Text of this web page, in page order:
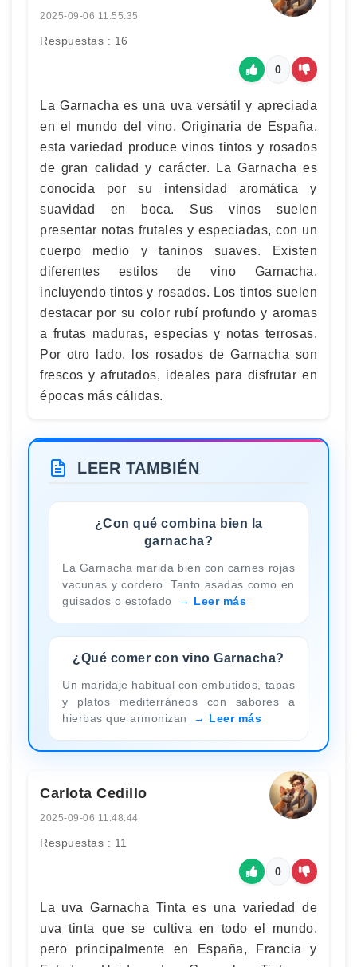
2025-09-06 11:55:35
Respuestas : 16
0
La Garnacha es una uva versátil y apreciada
en el mundo del vino. Originaria de España,
esta variedad produce vinos tintos y rosados
de gran calidad y carácter. La Garnacha es
conocida por su intensidad aromática y
suavidad en boca. Sus vinos suelen
presentar notas frutales y especiadas, con un
cuerpo medio y taninos suaves. Existen
diferentes estilos de vino Garnacha,
incluyendo tintos y rosados. Los tintos suelen
destacar por su color rubí profundo y aromas
a frutas maduras, especias y notas terrosas.
Por otro lado, los rosados de Garnacha son
frescos y afrutados, ideales para disfrutar en
épocas más cálidas.
LEER TAMBIÉN
¿Con qué combina bien la
garnacha?
La Garnacha marida bien con carnes rojas
vacunas y cordero. Tanto asadas como en
guisados o estofado
Leer más
¿Qué comer con vino Garnacha?
Un maridaje habitual con embutidos, tapas
y platos mediterráneos con sabores a
hierbas que armonizan
Leer más
Carlota Cedillo
2025-09-06 11:48:44
Respuestas : 11
0
La uva Garnacha Tinta es una variedad de
uva tinta que se cultiva en todo el mundo,
pero principalmente en España, Francia y